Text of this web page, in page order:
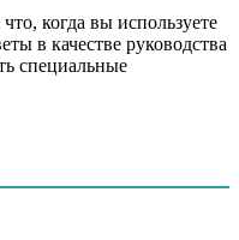
когда вы используете
в качестве руководства
специальные